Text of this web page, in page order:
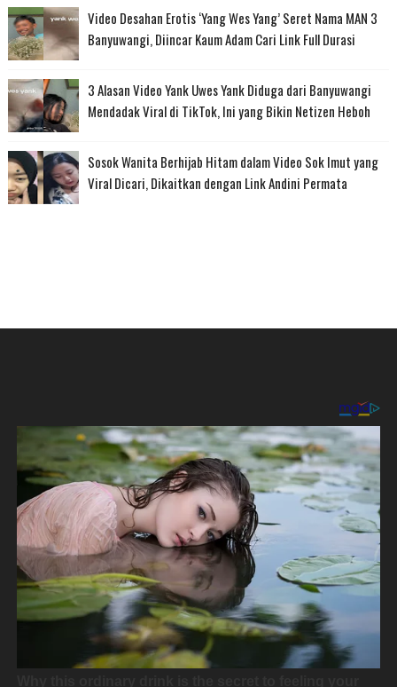
Video Desahan Erotis ‘Yang Wes Yang’ Seret Nama MAN 3
Banyuwangi, Diincar Kaum Adam Cari Link Full Durasi
3 Alasan Video Yank Uwes Yank Diduga dari Banyuwangi
Mendadak Viral di TikTok, Ini yang Bikin Netizen Heboh
Sosok Wanita Berhijab Hitam dalam Video Sok Imut yang
Viral Dicari, Dikaitkan dengan Link Andini Permata